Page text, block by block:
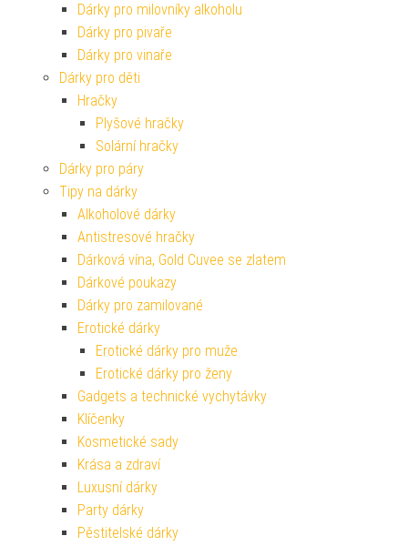
Dárky pro milovníky alkoholu
Dárky pro pivaře
Dárky pro vinaře
Dárky pro děti
Hračky
Plyšové hračky
Solární hračky
Dárky pro páry
Tipy na dárky
Alkoholové dárky
Antistresové hračky
Dárková vína, Gold Cuvee se zlatem
Dárkové poukazy
Dárky pro zamilované
Erotické dárky
Erotické dárky pro muže
Erotické dárky pro ženy
Gadgets a technické vychytávky
Klíčenky
Kosmetické sady
Krása a zdraví
Luxusní dárky
Party dárky
Pěstitelské dárky